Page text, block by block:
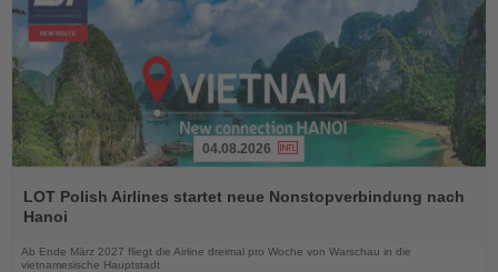
Sie
die
04.08.2026
LOT Polish Airlines startet neue Nonstopverbindung nach
Hanoi
Ab Ende März 2027 fliegt die Airline dreimal pro Woche von Warschau in die
vietnamesische Hauptstadt